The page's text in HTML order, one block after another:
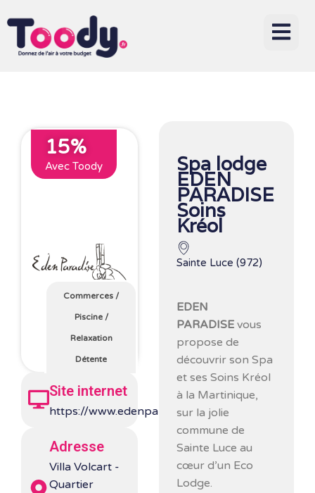
15%
Avec Toody
Commerces /
Piscine/
Relaxation
Détente
Site internet
https://www.edenparadisespa.com/
Adresse
Villa Volcart -
Quartier
Spa lodge
EDEN
PARADISE
Soins
Kréol
Sainte Luce (972)
EDEN
PARADISEvous
propose de
découvrir son Spa
et ses Soins Kréol
à la Martinique,
sur la jolie
commune de
Sainte Luce au
cœur d’un Eco
Lodge.